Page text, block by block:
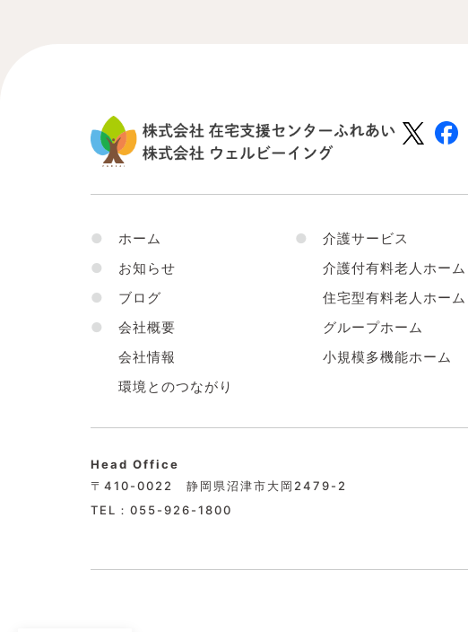
●
ホーム
●
お知らせ
●
ブログ
●
会社概要
会社情報
環境とのつながり
●
介護サービス
介護付有料老人ホーム
住宅型有料老人ホーム
グループホーム
小規模多機能ホーム
Head Office
〒410-0022 静岡県沼津市大岡2479-2
TEL：055-926-1800